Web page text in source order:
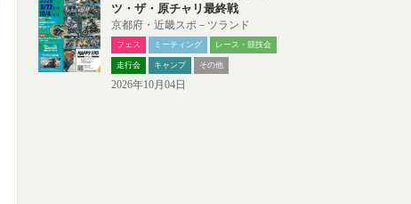
ツ・ザ・原チャリ最終戦
京都府・近畿スポ－ツランド
フェス ミーティング レース・競技会
走行会 キャンプ その他
2026年10月04日